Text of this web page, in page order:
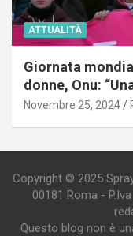
ATTUALITÀ
Giornata
donne, Onu:
Novembre 25, 2024
Copyright © 2025
00181 Roma -
Questo blog non è